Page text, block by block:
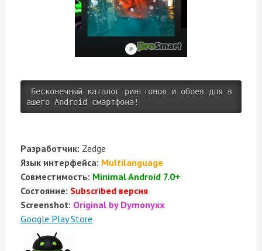
ашего Android смартфона!
Разработчик: Zedge
Язык интерфейса: Multilanguage
Совместимость: Minimal Android 7.0+
Состояние: Subscribed версия
Screenshot: Original by Dymonyxx
Google Play Store